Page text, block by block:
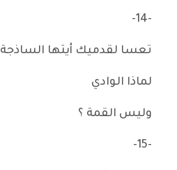
-14-
تعسا لقدميك أيتها الساذجة
لماذا الوادي
وليس القمة ؟
-15-